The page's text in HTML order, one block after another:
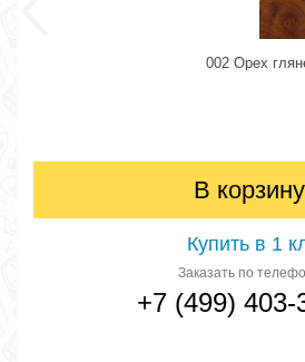
002 Орех
В корзину
Купить в 1
Заказать по
+7 (499) 403-